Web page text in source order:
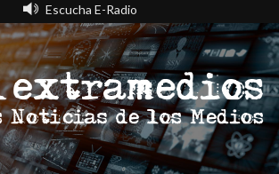
Escucha E-Radio